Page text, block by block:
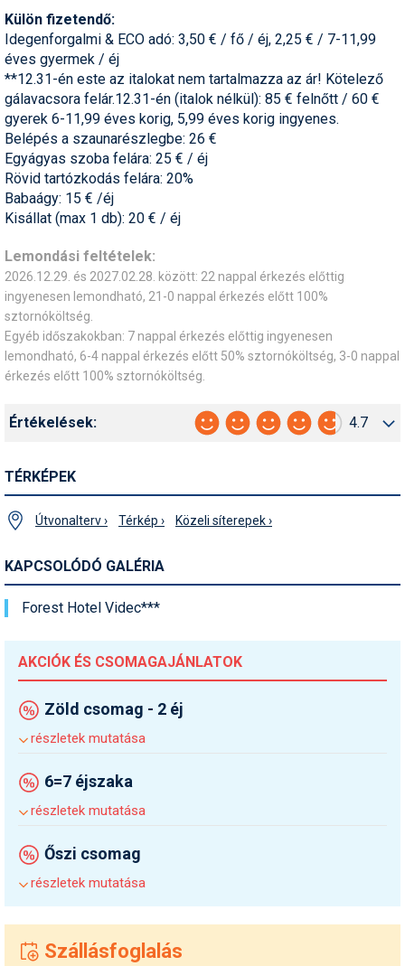
Külön fizetendő:
Idegenforgalmi & ECO adó: 3,50 € / fő / éj, 2,25 € / 7-11,99
éves gyermek / éj
**12.31-én este az italokat nem tartalmazza az ár! Kötelező
gálavacsora felár.12.31-én (italok nélkül): 85 € felnőtt / 60 €
gyerek 6-11,99 éves korig, 5,99 éves korig ingyenes.
Belépés a szaunarészlegbe: 26 €
Egyágyas szoba felára: 25 € / éj
Rövid tartózkodás felára: 20%
Babaágy: 15 € /éj
Kisállat (max 1 db): 20 € / éj
Lemondási feltételek:
2026.12.29. és 2027.02.28. között: 22 nappal érkezés előttig
ingyenesen lemondható, 21-0 nappal érkezés előtt 100%
sztornóköltség.
Egyéb időszakokban: 7 nappal érkezés előttig ingyenesen
lemondható, 6-4 nappal érkezés előtt 50% sztornóköltség, 3-0 nappal
érkezés előtt 100% sztornóköltség.
Értékelések: 4.7
TÉRKÉPEK
Útvonalterv › Térkép › Közeli síterepek ›
KAPCSOLÓDÓ GALÉRIA
Forest Hotel Videc***
AKCIÓK ÉS CSOMAGAJÁNLATOK
Zöld csomag - 2 éj
részletek mutatása
6=7 éjszaka
részletek mutatása
Őszi csomag
részletek mutatása
Szállásfoglalás